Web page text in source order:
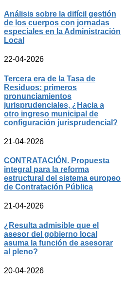
Análisis sobre la difícil gestión
de los cuerpos con jornadas
especiales en la Administración
Local
22-04-2026
Tercera era de la Tasa de
Residuos: primeros
pronunciamientos
jurisprudenciales, ¿Hacia a
otro ingreso municipal de
configuración jurisprudencial?
21-04-2026
CONTRATACIÓN. Propuesta
integral para la reforma
estructural del sistema europeo
de Contratación Pública
21-04-2026
¿Resulta admisible que el
asesor del gobierno local
asuma la función de asesorar
al pleno?
20-04-2026